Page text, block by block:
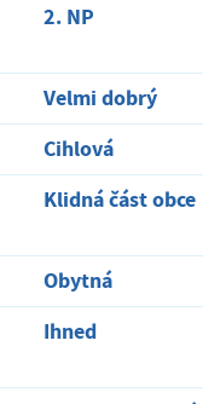
2. NP
Velmi dobrý
Cihlová
Klidná část obce
Obytná
Ihned